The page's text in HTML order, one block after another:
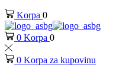
Korpa 0
0 Korpa 0
0 Korpa za kupovinu